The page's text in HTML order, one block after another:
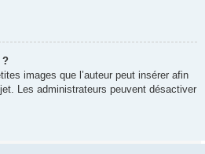
?
images que l’auteur peut insérer afin
Les administrateurs peuvent désactiver